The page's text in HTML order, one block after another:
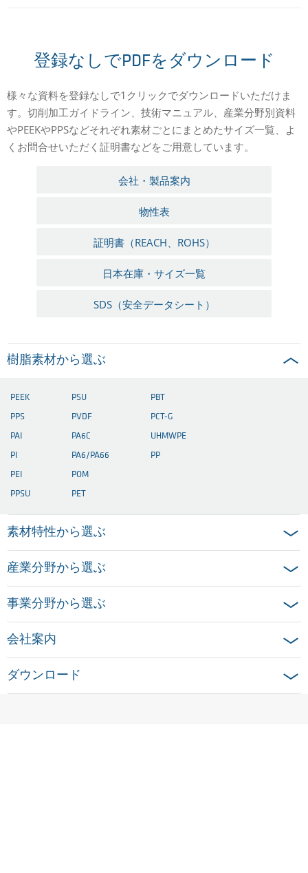
登録なしでPDFをダウンロード
様々な資料を登録なしで1クリックでダウンロードいただけま
す。切削加工ガイドライン、技術マニュアル、産業分野別資料
やPEEKやPPSなどそれぞれ素材ごとにまとめたサイズ一覧、よ
くお問合せいただく証明書などをご用意しています。
会社・製品案内
物性表
証明書（REACH、ROHS）
日本在庫・サイズ一覧
SDS（安全データシート）
樹脂素材から選ぶ
PEEK
PPS
PAI
PI
PEI
PPSU
PSU
PVDF
PA6C
PA6/PA66
POM
PET
PBT
PCT-G
UHMWPE
PP
素材特性から選ぶ
産業分野から選ぶ
事業分野から選ぶ
会社案内
ダウンロード